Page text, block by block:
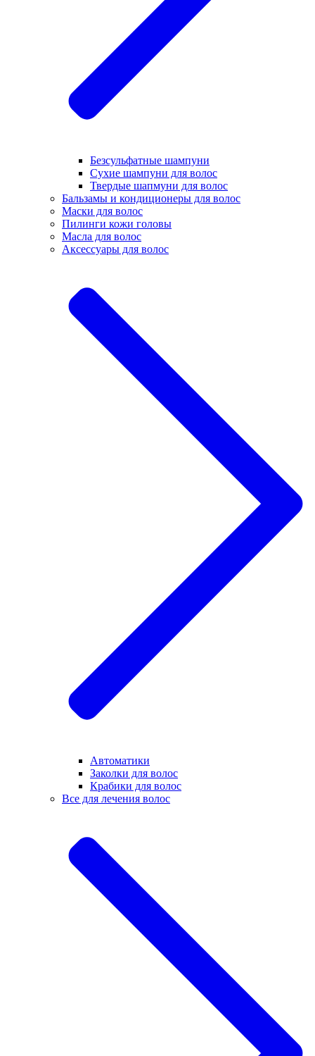
Безсульфатные шампуни
Сухие шампуни для волос
Твердые шапмуни для волос
Бальзамы и кондиционеры для волос
Маски для волос
Пилинги кожи головы
Масла для волос
Аксессуары для волос
Автоматики
Заколки для волос
Крабики для волос
Все для лечения волос